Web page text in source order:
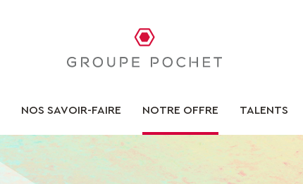
NOS SAVOIR-FAIRE NOTRE OFFRE TALENTS